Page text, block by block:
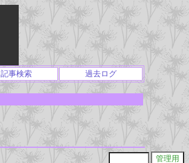
記事検索 過去ログ